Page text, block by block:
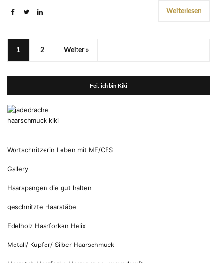
Weiterlesen
1 2 Weiter »
Hej, ich bin Kiki
Wortschnitzerin Leben mit ME/CFS
Gallery
Haarspangen die gut halten
geschnitzte Haarstäbe
Edelholz Haarforken Helix
Metall/ Kupfer/ Silber Haarschmuck